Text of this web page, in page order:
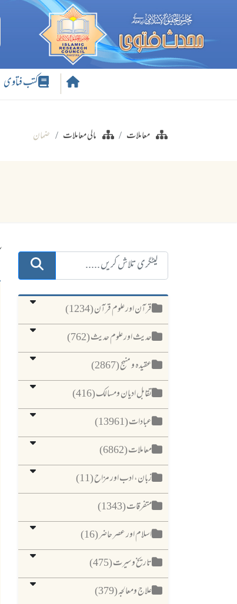
کتب فتاوی
معاملات مالی معاملات ضمان
قرآن اور علوم قرآن (1234)
حدیث اور علوم حدیث (762)
عقیدہ و منہج (2867)
تقابل ادیان ومسالک (416)
عبادات (13961)
معاملات (6862)
زبان، ادب اور مزاح (11)
متفرقات (1343)
اسلام اور عصر حاضر (16)
تاریخ وسیرت (475)
علاج ومعالجہ (379)